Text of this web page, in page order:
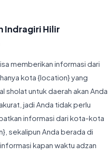
Indragiri Hilir
memberikan informasi dari
kota {location} yang
sholat untuk daerah akan Anda
jadi Anda tidak perlu
informasi dari kota-kota
sekalipun Anda berada di
kapan waktu adzan